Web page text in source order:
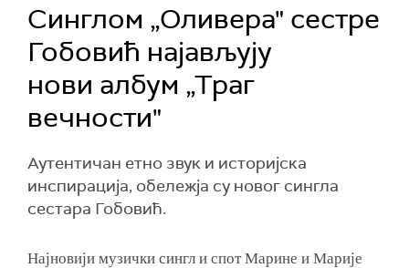
Синглом „Оливера" сестре
Гобовић најављују
нови албум „Траг
вечности"
Аутентичан етно звук и историјска
инспирација, обележја су новог сингла
сестара Гобовић.
Најновији музички сингл и спот Марине и Марије